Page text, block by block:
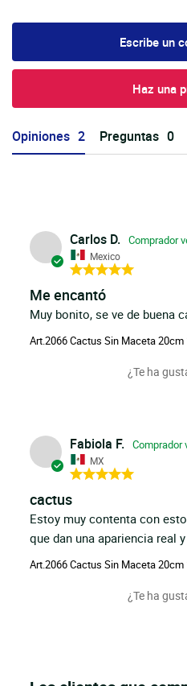
Escribe un
Haz una
Opiniones Preguntas
Carlos D.
Mexico
Me encantó
Muy bonito, se ve de buena
Art.2066 Cactus Sin Maceta 20cm
¿Te ha
Fabiola F.
MX
cactus
Estoy muy contenta con
que dan una apariencia real
Art.2066 Cactus Sin Maceta 20cm
¿Te ha